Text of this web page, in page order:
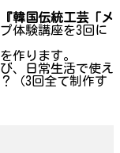
『韓国伝統工芸「メ
体験講座を3回に
作ります。
、日常生活で使え
（3回全て制作す